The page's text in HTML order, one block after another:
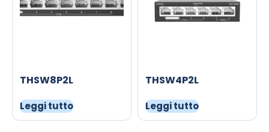
THSW8P2L
Leggi tutto
THSW4P2L
Leggi tutto